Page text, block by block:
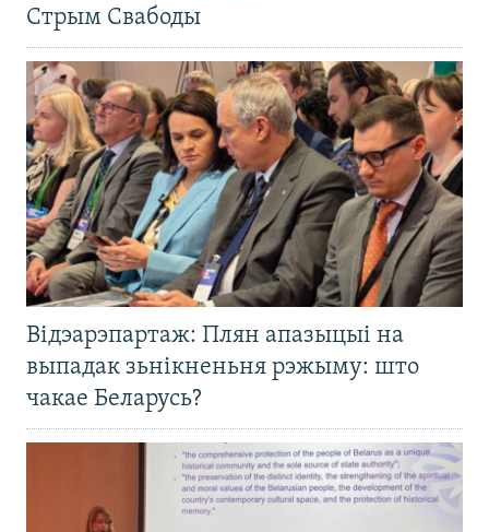
Стрым Свабоды
Відэарэпартаж: Плян апазыцыі на
выпадак зьнікненьня рэжыму: што
чакае Беларусь?